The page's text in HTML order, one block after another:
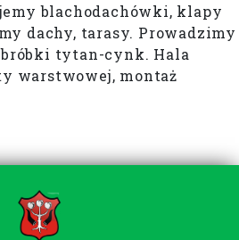
blachodachówki, klapy
dachy, tarasy. Prowadzimy
tytan-cynk. Hala
warstwowej, montaż